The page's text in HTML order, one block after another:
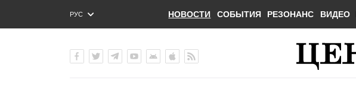
РУС
ENG
НОВОСТИ СОБЫТИЯ РЕЗОНАНС ВИДЕО